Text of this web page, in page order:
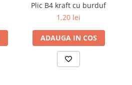
Plic B4 kraft cu burduf
1,20 lei
ADAUGA IN COS